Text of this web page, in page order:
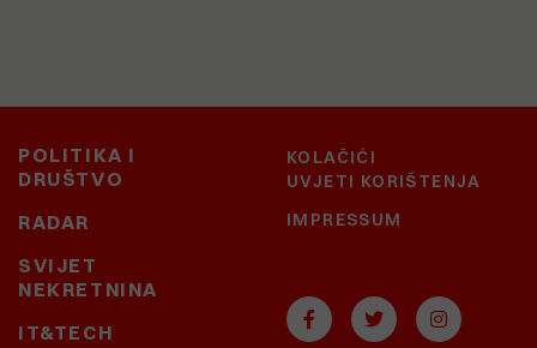
POLITIKA I
DRUŠTVO
RADAR
SVIJET
NEKRETNINA
IT&TECH
KOLAČIĆI
UVJETI KORIŠTENJA
IMPRESSUM